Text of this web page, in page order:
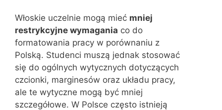
Włoskie uczelnie mogą mieć mniej
restrykcyjne wymagania co do
formatowania pracy w porównaniu z
Polską. Studenci muszą jednak stosować
się do ogólnych wytycznych dotyczących
czcionki, marginesów oraz układu pracy,
ale te wytyczne mogą być mniej
szczegółowe. W Polsce często istnieją